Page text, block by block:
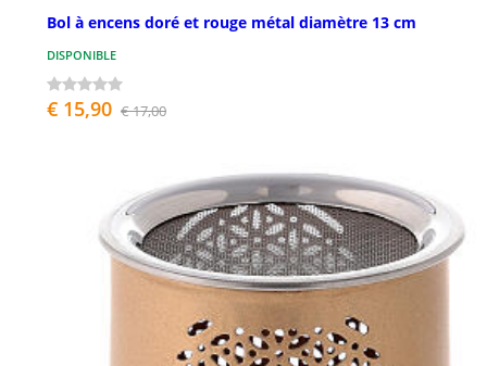
Bol à encens doré et rouge métal diamètre 13 cm
DISPONIBLE
€ 15,90 € 17,00